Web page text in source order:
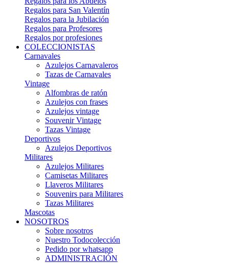
Regalos para San Valentín
Regalos para la Jubilación
Regalos para Profesores
Regalos por profesiones
COLECCIONISTAS
Carnavales
Azulejos Carnavaleros
Tazas de Carnavales
Vintage
Alfombras de ratón
Azulejos con frases
Azulejos vintage
Souvenir Vintage
Tazas Vintage
Deportivos
Azulejos Deportivos
Militares
Azulejos Militares
Camisetas Militares
Llaveros Militares
Souvenirs para Militares
Tazas Militares
Mascotas
NOSOTROS
Sobre nosotros
Nuestro Todocolección
Pedido por whatsapp
ADMINISTRACIÓN